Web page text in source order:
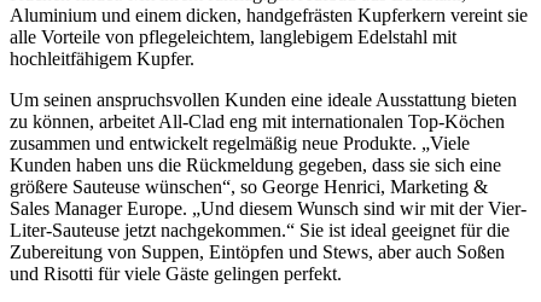
Aluminium und einem dicken, handgefrästen Kupferkern vereint sie
alle Vorteile von pflegeleichtem, langlebigem Edelstahl mit
hochleitfähigem Kupfer.
Um seinen anspruchsvollen Kunden eine ideale Ausstattung bieten
zu können, arbeitet All-Clad eng mit internationalen Top-Köchen
zusammen und entwickelt regelmäßig neue Produkte. „Viele
Kunden haben uns die Rückmeldung gegeben, dass sie sich eine
größere Sauteuse wünschen“, so George Henrici, Marketing &
Sales Manager Europe. „Und diesem Wunsch sind wir mit der Vier-
Liter-Sauteuse jetzt nachgekommen.“ Sie ist ideal geeignet für die
Zubereitung von Suppen, Eintöpfen und Stews, aber auch Soßen
und Risotti für viele Gäste gelingen perfekt.